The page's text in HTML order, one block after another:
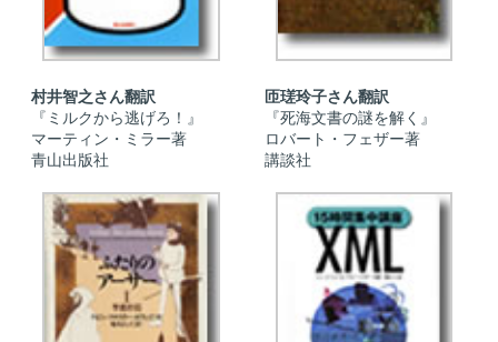
村井智之さん翻訳
『ミルクから逃げろ！』
マーティン・ミラー著
青山出版社
匝瑳玲子さん翻訳
『死海文書の謎を解く』
ロバート・フェザー著
講談社